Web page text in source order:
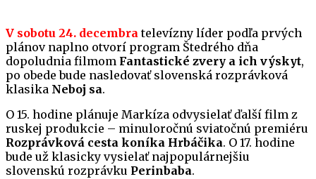
V sobotu 24. decembratelevízny líder podľa prvých
plánov naplno otvorí program Štedrého dňa
dopoludnia filmom Fantastické zvery a ich výskyt,
po obede bude nasledovať slovenská rozprávková
klasika Neboj sa.
O 15. hodine plánuje Markíza odvysielať ďalší film z
ruskej produkcie – minuloročnú sviatočnú premiéru
Rozprávková cesta koníka Hrbáčika. O 17. hodine
bude už klasicky vysielať najpopulárnejšiu
slovenskú rozprávku Perinbaba.